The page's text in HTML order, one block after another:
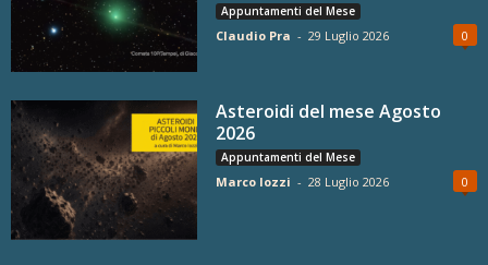
Appuntamenti del Mese
Claudio Pra - 29 Luglio 2026 0
Asteroidi del mese Agosto
2026
Appuntamenti del Mese
Marco Iozzi - 28 Luglio 2026 0